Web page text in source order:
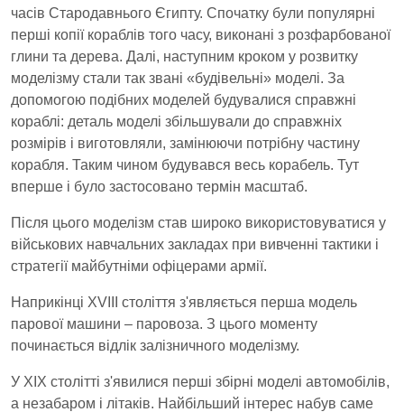
часів Стародавнього Єгипту. Спочатку були популярні
перші копії кораблів того часу, виконані з розфарбованої
глини та дерева. Далі, наступним кроком у розвитку
моделізму стали так звані «будівельні» моделі. За
допомогою подібних моделей будувалися справжні
кораблі: деталь моделі збільшували до справжніх
розмірів і виготовляли, замінюючи потрібну частину
корабля. Таким чином будувався весь корабель. Тут
вперше і було застосовано термін масштаб.
Після цього моделізм став широко використовуватися у
військових навчальних закладах при вивченні тактики і
стратегії майбутніми офіцерами армії.
Наприкінці XVIII століття з'являється перша модель
парової машини – паровоза. З цього моменту
починається відлік залізничного моделізму.
У ХІХ столітті з'явилися перші збірні моделі автомобілів,
а незабаром і літаків. Найбільший інтерес набув саме